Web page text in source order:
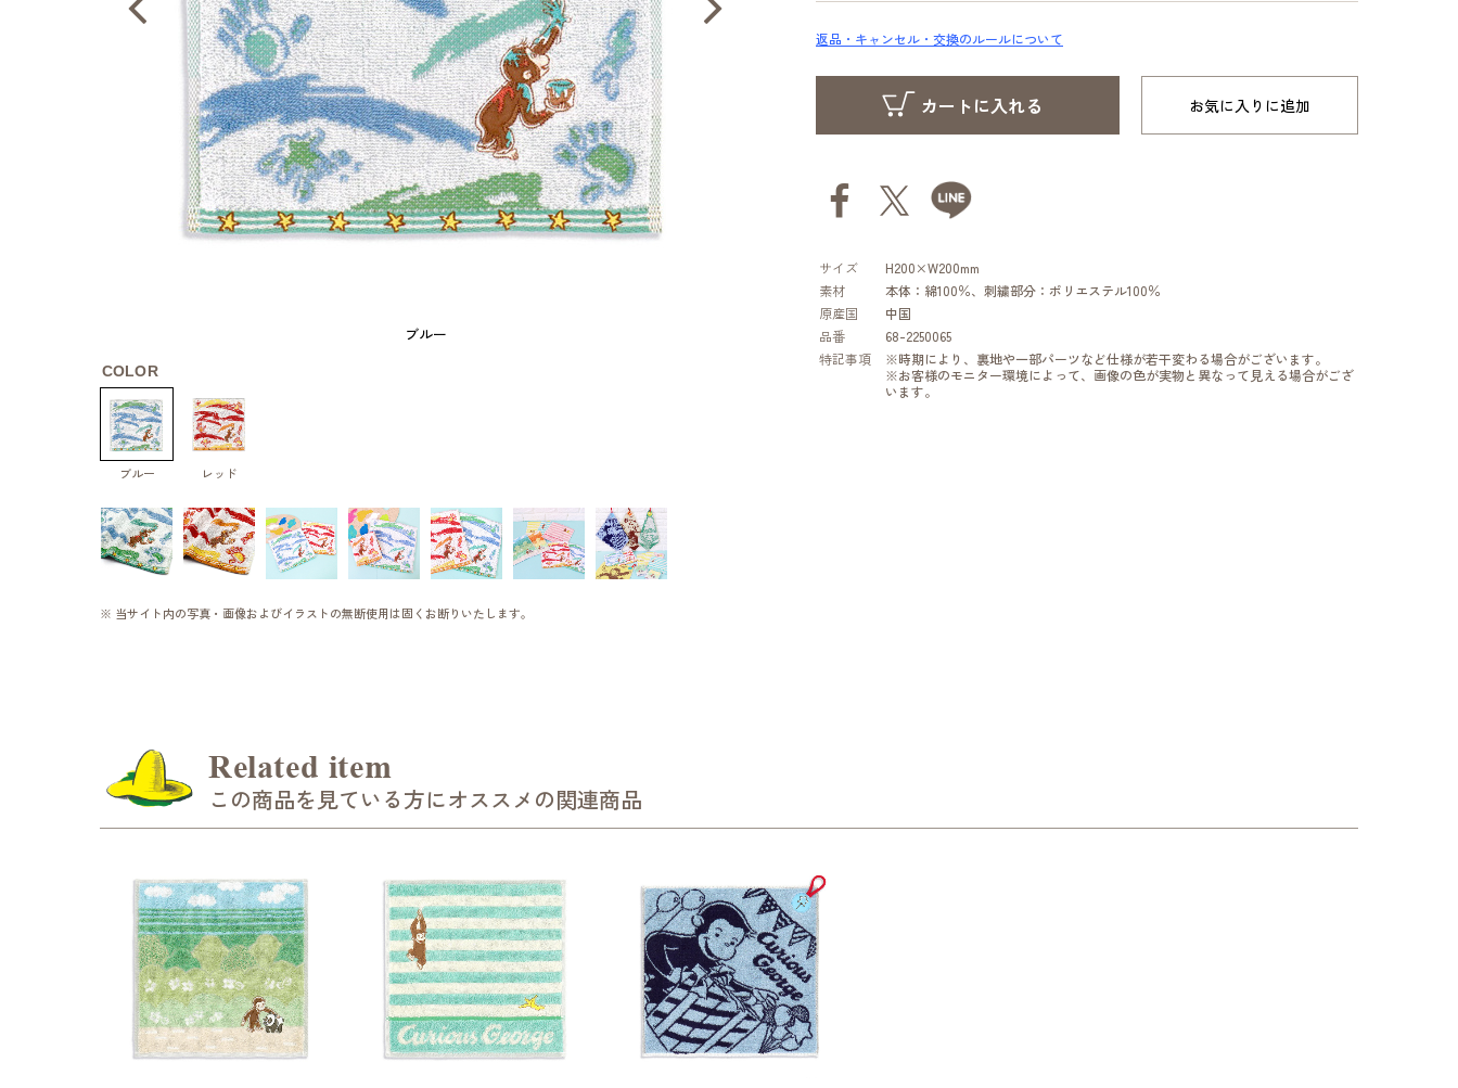
ブルー
COLOR
ブルー レッド
※ 当サイト内の写真・画像およびイラストの無断使用は固くお断りいたします。
返品・キャンセル・交換のルールについて
お気に入りに追加
サイズ
H200×W200mm
素材
本体：綿100％、刺繍部分：ポリエステル100％
原産国
中国
品番
68-2250065
特記事項
※時期により、裏地や一部パーツなど仕様が若干変わる場合がございます。
※お客様のモニター環境によって、画像の色が実物と異なって見える場合がござ
います。
Related item
この商品を見ている方にオススメの関連商品